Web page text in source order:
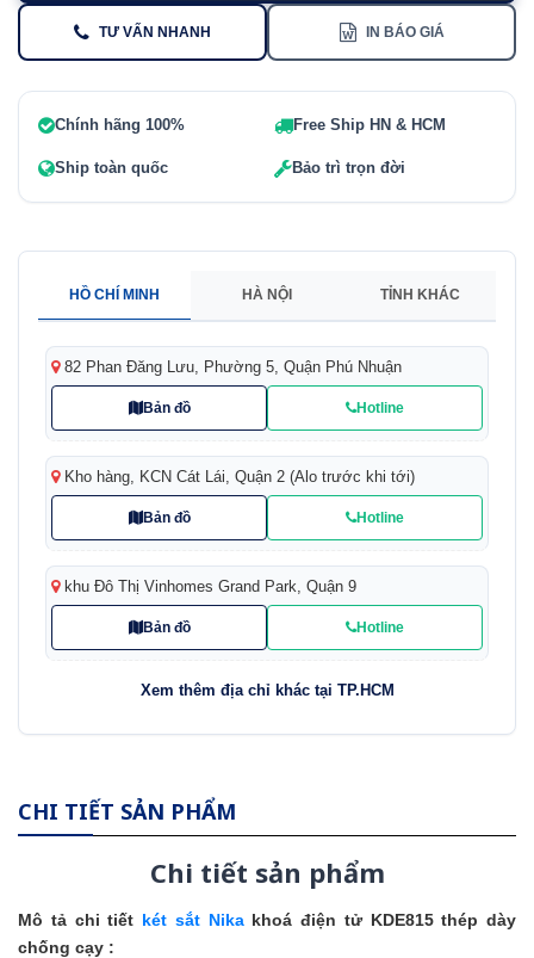
TƯ VẤN NHANH IN BÁO GIÁ
Chính hãng 100% Free Ship HN & HCM
Ship toàn quốc Bảo trì trọn đời
HỒ CHÍ MINH HÀ NỘI TỈNH KHÁC
82 Phan Đăng Lưu, Phường 5, Quận Phú Nhuận
Bản đồ Hotline
Kho hàng, KCN Cát Lái, Quận 2 (Alo trước khi tới)
Bản đồ Hotline
khu Đô Thị Vinhomes Grand Park, Quận 9
Bản đồ Hotline
Xem thêm địa chỉ khác tại TP.HCM
CHI TIẾT SẢN PHẨM
Chi tiết sản phẩm
Mô tả chi tiết két sắt Nikakhoá điện tử KDE815 thép dày
chống cạy :